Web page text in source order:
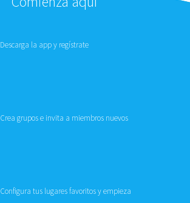
Descarga la app y regístrate
Crea grupos e invita a miembros nuevos
Configura tus lugares favoritos y empieza